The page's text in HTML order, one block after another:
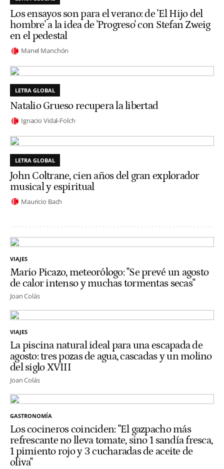
Los ensayos son para el verano: de 'El Hijo del
hombre' a la idea de 'Progreso' con Stefan Zweig
en el pedestal
Manel Manchón
LETRA GLOBAL
Natalio Grueso recupera la libertad
Ignacio Vidal-Folch
LETRA GLOBAL
John Coltrane, cien años del gran explorador
musical y espiritual
Mauricio Bach
VIAJES
Mario Picazo, meteorólogo: "Se prevé un agosto
de calor intenso y muchas tormentas secas"
Joan Colás
VIAJES
La piscina natural ideal para una escapada de
agosto: tres pozas de agua, cascadas y un molino
del siglo XVIII
Joan Colás
GASTRONOMÍA
Los cocineros coinciden: "El gazpacho más
refrescante no lleva tomate, sino 1 sandía fresca,
1 pimiento rojo y 3 cucharadas de aceite de
oliva"